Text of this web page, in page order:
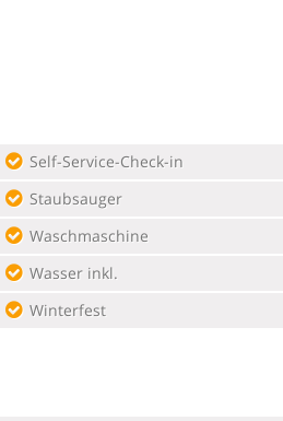
Self-Service-Check-in
Staubsauger
Waschmaschine
Wasser inkl.
Winterfest